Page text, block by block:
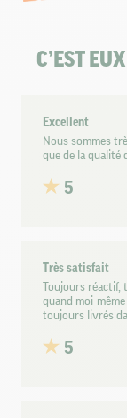
C’EST
Excellent
Nous sommes
que de la qualité
5
Très satisfait
Toujours
quand moi-
toujours livrés
5